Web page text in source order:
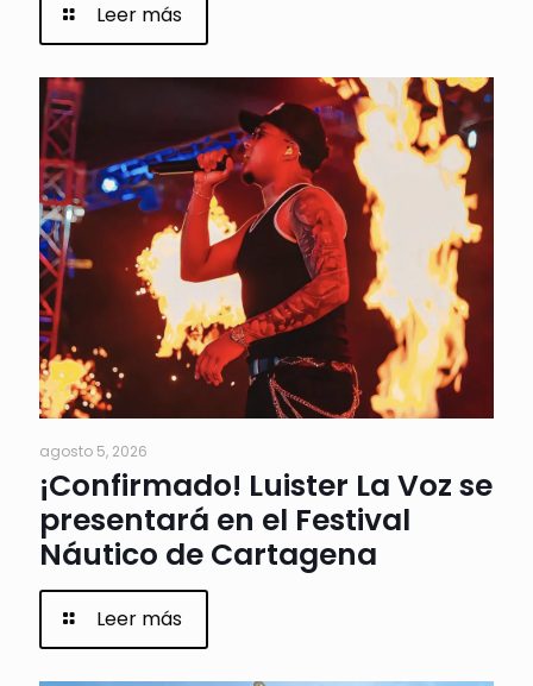
Leer más
agosto 5, 2026
¡Confirmado! Luister La Voz se
presentará en el Festival
Náutico de Cartagena
Leer más